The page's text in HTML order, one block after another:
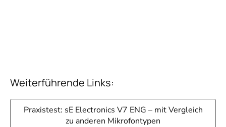
Weiterführende Links:
Praxistest: sE Electronics V7 ENG – mit Vergleich
zu anderen Mikrofontypen